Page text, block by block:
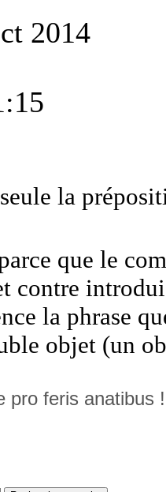
2014
la
que le
contre
la phrase
objet (un
pro feris anatibus